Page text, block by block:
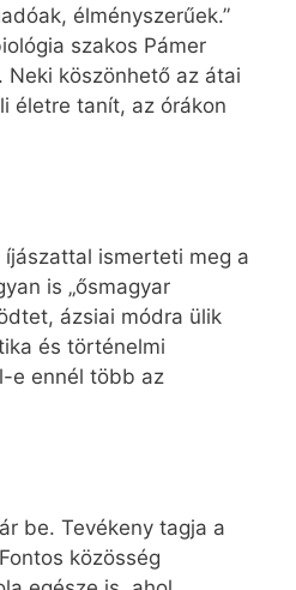
élményszerűek.”
szakos Pámer
köszönhető az átai
életre tanít, az órákon
íjászattal ismerteti meg a
is „ősmagyar
ázsiai módra ülik
és történelmi
e ennél több az
be. Tevékeny tagja a
közösség